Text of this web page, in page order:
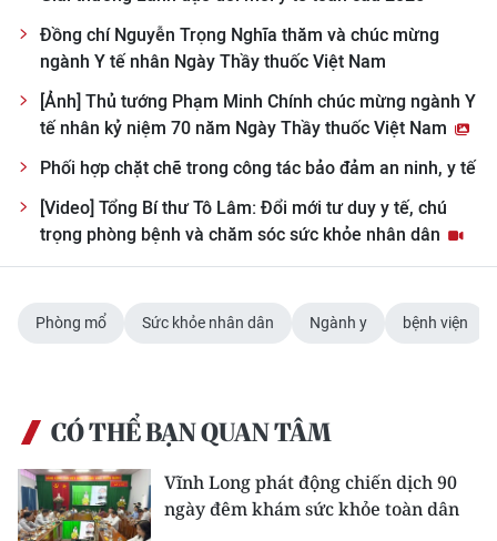
Đồng chí Nguyễn Trọng Nghĩa thăm và chúc mừng
ngành Y tế nhân Ngày Thầy thuốc Việt Nam
[Ảnh] Thủ tướng Phạm Minh Chính chúc mừng ngành Y
tế nhân kỷ niệm 70 năm Ngày Thầy thuốc Việt Nam
Phối hợp chặt chẽ trong công tác bảo đảm an ninh, y tế
[Video] Tổng Bí thư Tô Lâm: Đổi mới tư duy y tế, chú
trọng phòng bệnh và chăm sóc sức khỏe nhân dân
Phòng mổ Sức khỏe nhân dân Ngành y bệnh viện
CÓ THỂ BẠN QUAN TÂM
Vĩnh Long phát động chiến dịch 90
ngày đêm khám sức khỏe toàn dân